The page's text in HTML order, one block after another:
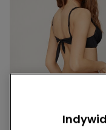
Mikrofibra z recyklingu